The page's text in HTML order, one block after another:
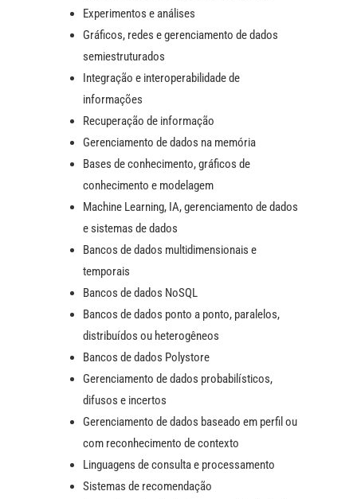
Experimentos e análises
Gráficos, redes e gerenciamento de dados
semiestruturados
Integração e interoperabilidade de
informações
Recuperação de informação
Gerenciamento de dados na memória
Bases de conhecimento, gráficos de
conhecimento e modelagem
Machine Learning, IA, gerenciamento de dados
e sistemas de dados
Bancos de dados multidimensionais e
temporais
Bancos de dados NoSQL
Bancos de dados ponto a ponto, paralelos,
distribuídos ou heterogêneos
Bancos de dados Polystore
Gerenciamento de dados probabilísticos,
difusos e incertos
Gerenciamento de dados baseado em perfil ou
com reconhecimento de contexto
Linguagens de consulta e processamento
Sistemas de recomendação